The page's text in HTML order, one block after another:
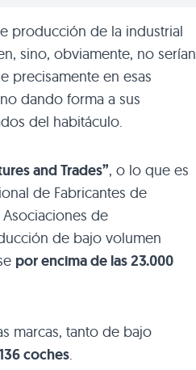
producción de la industrial
sino, obviamente, no serían
precisamente en esas
dando forma a sus
del habitáculo.
and Trades”, o lo que es
de Fabricantes de
de
de bajo volumen
por encima de las 23.000
marcas, tanto de bajo
coches.